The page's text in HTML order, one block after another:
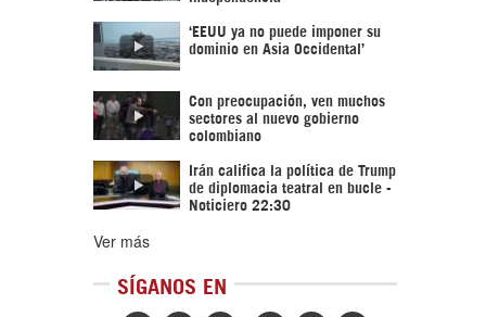
‘EEUU ya no puede imponer su
dominio en Asia Occidental’
Con preocupación, ven muchos
sectores al nuevo gobierno
colombiano
Irán califica la política de Trump
de diplomacia teatral en bucle -
Noticiero 22:30
Ver más
SÍGANOS EN